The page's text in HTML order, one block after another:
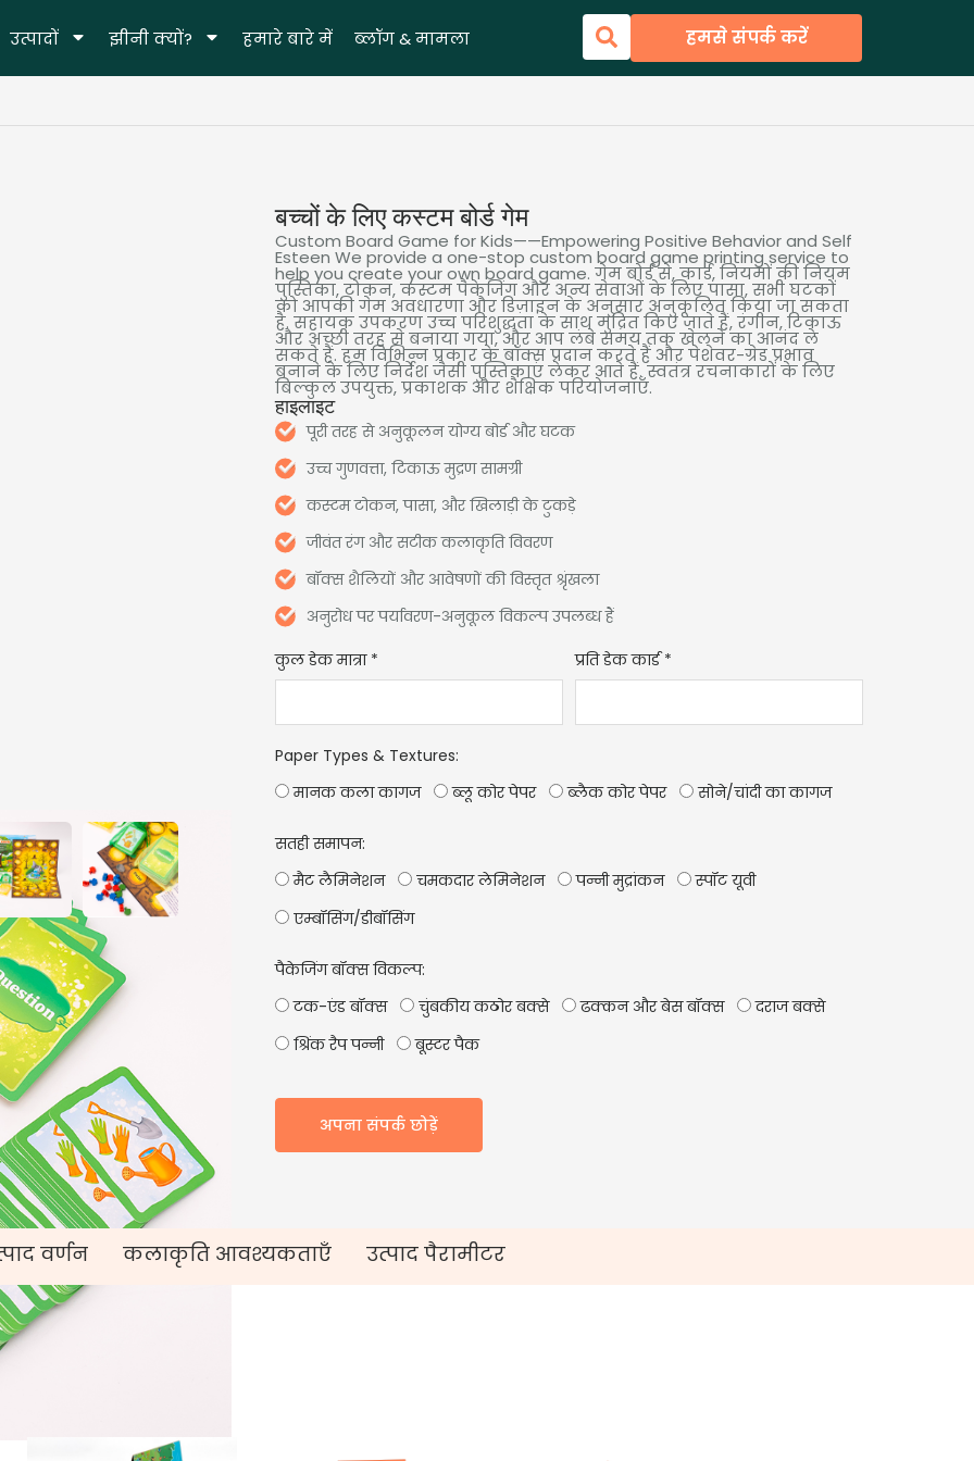
उत्पादों झीनी क्यों? हमारे बारे में ब्लॉग & मामला हमसे संपर्क करें
बच्चों के लिए कस्टम बोर्ड गेम
Custom Board Game for Kids——Empowering Positive Behavior and Self
Esteen We provide a one-stop custom board game printing service to
help you create your own board game. गेम बोर्ड से, कार्ड, नियमों की नियम
पुस्तिका, टोकन, कस्टम पैकेजिंग और अन्य सेवाओं के लिए पासा, सभी घटकों
को आपकी गेम अवधारणा और डिज़ाइन के अनुसार अनुकूलित किया जा सकता
है. सहायक उपकरण उच्च परिशुद्धता के साथ मुद्रित किए जाते हैं, रंगीन, टिकाऊ
और अच्छी तरह से बनाया गया, और आप लंबे समय तक खेलने का आनंद ले
सकते हैं. हम विभिन्न प्रकार के बॉक्स प्रदान करते हैं और पेशेवर-ग्रेड प्रभाव
बनाने के लिए निर्देश जैसी पुस्तिकाएं लेकर आते हैं. स्वतंत्र रचनाकारों के लिए
बिल्कुल उपयुक्त, प्रकाशक और शैक्षिक परियोजनाएँ.
हाइलाइट
पूरी तरह से अनुकूलन योग्य बोर्ड और घटक
उच्च गुणवत्ता, टिकाऊ मुद्रण सामग्री
कस्टम टोकन, पासा, और खिलाड़ी के टुकड़े
जीवंत रंग और सटीक कलाकृति विवरण
बॉक्स शैलियों और आवेषणों की विस्तृत श्रृंखला
अनुरोध पर पर्यावरण-अनुकूल विकल्प उपलब्ध हैं
कुल डेक मात्रा * प्रति डेक कार्ड *
Paper Types & Textures:
मानक कला कागज
ब्लू कोर पेपर ब्लैक कोर पेपर सोने/चांदी का कागज
सतही समापन:
मैट लैमिनेशन
चमकदार लेमिनेशन पन्नी मुद्रांकन
स्पॉट यूवी
एम्बॉसिंग/डीबॉसिंग
पैकेजिंग बॉक्स विकल्प:
टक-एंड बॉक्स
चुंबकीय कठोर बक्से ढक्कन और बेस बॉक्स
दराज बक्से
श्रिंक रैप पन्नी
बूस्टर पैक
अपना संपर्क छोड़ें
वर्णन कलाकृति आवश्यकताएँ उत्पाद पैरामीटर